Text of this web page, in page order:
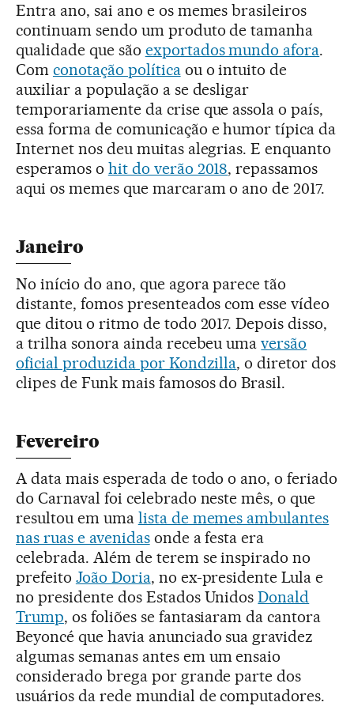
Entra ano, sai ano e os memes brasileiros
continuam sendo um produto de tamanha
qualidade que são exportados mundo afora.
Com conotação políticaou o intuito de
auxiliar a população a se desligar
temporariamente da crise que assola o país,
essa forma de comunicação e humor típica da
Internet nos deu muitas alegrias. E enquanto
esperamos o hit do verão 2018, repassamos
aqui os memes que marcaram o ano de 2017.
Janeiro
No início do ano, que agora parece tão
distante, fomos presenteados com esse vídeo
que ditou o ritmo de todo 2017. Depois disso,
a trilha sonora ainda recebeu umaversão
oficial produzida por Kondzilla, o diretor dos
clipes de Funk mais famosos do Brasil.
Fevereiro
A data mais esperada de todo o ano, o feriado
do Carnaval foi celebrado neste mês, o que
resultou em uma lista de memes ambulantes
nas ruas e avenidasonde a festa era
celebrada. Além de terem se inspirado no
prefeito João Doria, no ex-presidente Lula e
no presidente dos Estados UnidosDonald
Trump, os foliões se fantasiaram da cantora
Beyoncé que havia anunciado sua gravidez
algumas semanas antes em um ensaio
considerado brega por grande parte dos
usuários da rede mundial de computadores.